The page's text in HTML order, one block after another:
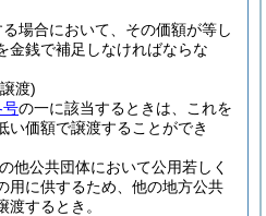
場合において、その価額が等し
金銭で補足しなければならな
渡)
号の一に該当するときは、これを
い価額で譲渡することができ
他公共団体において公用若しく
用に供するため、他の地方公共
するとき。